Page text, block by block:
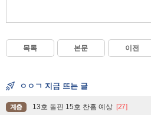
목록 본문 이전
ㅇㅇㄱ 지금 뜨는 글
계층 13호 돌핀 15호 찬홈 예상 [27]